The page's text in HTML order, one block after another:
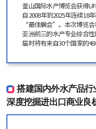
釜山国际水产博览会获得
自2008年到2025年连续18
“最佳展会”。本次博览会
亚洲前三的水产专业综合性
届时将有来自30个国家的
搭建国内外水产品行
深度挖掘进出口商业良